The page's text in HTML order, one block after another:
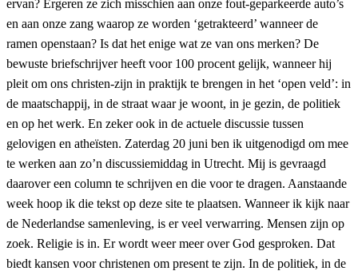
ervan? Ergeren ze zich misschien aan onze fout-geparkeerde auto’s
en aan onze zang waarop ze worden ‘getrakteerd’ wanneer de
ramen openstaan? Is dat het enige wat ze van ons merken? De
bewuste briefschrijver heeft voor 100 procent gelijk, wanneer hij
pleit om ons christen-zijn in praktijk te brengen in het ‘open veld’: in
de maatschappij, in de straat waar je woont, in je gezin, de politiek
en op het werk. En zeker ook in de actuele discussie tussen
gelovigen en atheïsten. Zaterdag 20 juni ben ik uitgenodigd om mee
te werken aan zo’n discussiemiddag in Utrecht. Mij is gevraagd
daarover een column te schrijven en die voor te dragen. Aanstaande
week hoop ik die tekst op deze site te plaatsen. Wanneer ik kijk naar
de Nederlandse samenleving, is er veel verwarring. Mensen zijn op
zoek. Religie is in. Er wordt weer meer over God gesproken. Dat
biedt kansen voor christenen om present te zijn. In de politiek, in de